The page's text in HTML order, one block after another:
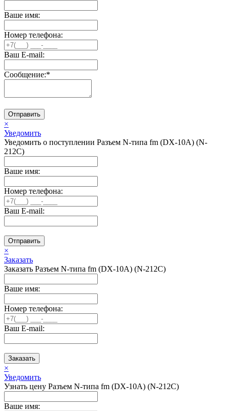
Ваше имя:
Номер телефона:
Ваш E-mail:
Сообщение:*
Отправить
×
Уведомить
Уведомить о поступлении Разъем N-типа fm (DX-10A) (N-
212C)
Ваше имя:
Номер телефона:
Ваш E-mail:
Отправить
×
Заказать
Заказать Разъем N-типа fm (DX-10A) (N-212C)
Ваше имя:
Номер телефона:
Ваш E-mail:
Заказать
×
Уведомить
Узнать цену Разъем N-типа fm (DX-10A) (N-212C)
Ваше имя: